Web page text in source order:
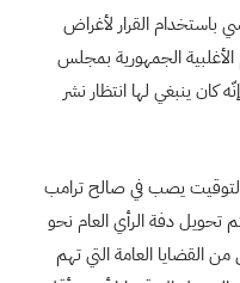
باستخدام القرار لأغراض
الجمهورية بمجلس
كان ينبغي لها انتظار نشر
يصب في صالح ترامب
تحويل دفة الرأي العام نحو
القضايا العامة التي تهم